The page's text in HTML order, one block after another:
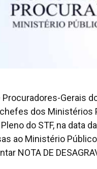
Gerais
dos
do STF, na data
ao Ministério
NOTA DE